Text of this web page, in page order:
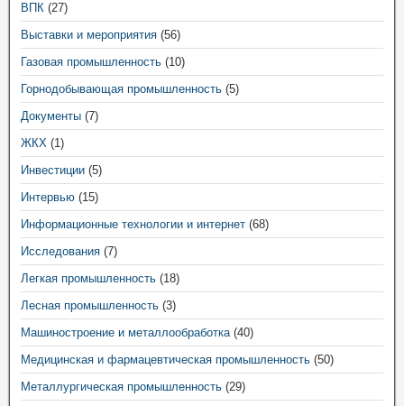
ВПК (27)
Выставки и мероприятия (56)
Газовая промышленность (10)
Горнодобывающая промышленность (5)
Документы (7)
ЖКХ (1)
Инвестиции (5)
Интервью (15)
Информационные технологии и интернет (68)
Исследования (7)
Легкая промышленность (18)
Лесная промышленность (3)
Машиностроение и металлообработка(40)
Медицинская и фармацевтическая промышленность (50)
Металлургическая промышленность (29)